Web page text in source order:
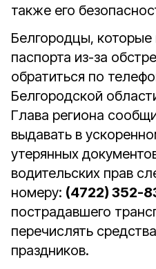
также его
Белгородцы, которые
паспорта из-за
обратиться по
Белгородской
Глава региона
выдавать в
утерянных
водительских прав
номеру: (4722) 352-
пострадавшего
перечислять
праздников.